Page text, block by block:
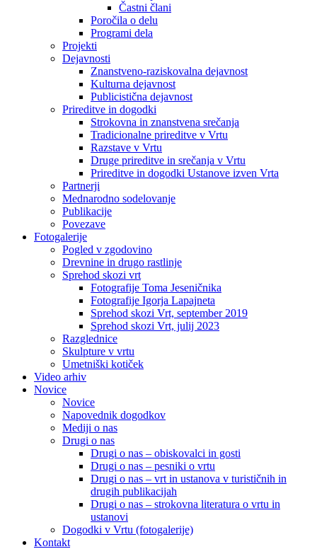
Častni člani
Poročila o delu
Programi dela
Projekti
Dejavnosti
Znanstveno-raziskovalna dejavnost
Kulturna dejavnost
Publicistična dejavnost
Prireditve in dogodki
Strokovna in znanstvena srečanja
Tradicionalne prireditve v Vrtu
Razstave v Vrtu
Druge prireditve in srečanja v Vrtu
Prireditve in dogodki Ustanove izven Vrta
Partnerji
Mednarodno sodelovanje
Publikacije
Povezave
Fotogalerije
Pogled v zgodovino
Drevnine in drugo rastlinje
Sprehod skozi vrt
Fotografije Toma Jeseničnika
Fotografije Igorja Lapajneta
Sprehod skozi Vrt, september 2019
Sprehod skozi Vrt, julij 2023
Razglednice
Skulpture v vrtu
Umetniški kotiček
Video arhiv
Novice
Novice
Napovednik dogodkov
Mediji o nas
Drugi o nas
Drugi o nas – obiskovalci in gosti
Drugi o nas – pesniki o vrtu
Drugi o nas – vrt in ustanova v turističnih in
drugih publikacijah
Drugi o nas – strokovna literatura o vrtu in
ustanovi
Dogodki v Vrtu (fotogalerije)
Kontakt